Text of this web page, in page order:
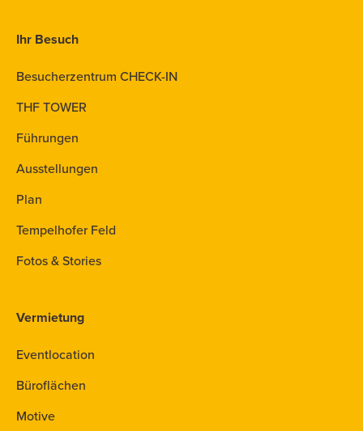
Ihr Besuch
Besucherzentrum CHECK-IN
THF TOWER
Führungen
Ausstellungen
Plan
Tempelhofer Feld
Fotos & Stories
Vermietung
Eventlocation
Büroflächen
Motive